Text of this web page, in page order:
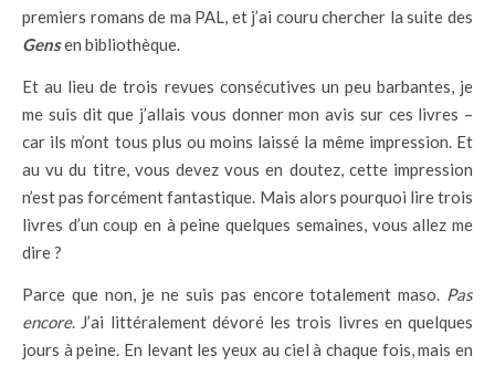
premiers romans de ma PAL, et j’ai couru chercher la suite des
Gensen bibliothèque.
Et au lieu de trois revues consécutives un peu barbantes, je
me suis dit que j’allais vous donner mon avis sur ces livres –
car ils m’ont tous plus ou moins laissé la même impression. Et
au vu du titre, vous devez vous en doutez, cette impression
n’est pas forcément fantastique. Mais alors pourquoi lire trois
livres d’un coup en à peine quelques semaines, vous allez me
dire ?
Parce que non, je ne suis pas encore totalement maso. Pas
encore. J’ai littéralement dévoré les trois livres en quelques
jours à peine. En levant les yeux au ciel à chaque fois, mais en